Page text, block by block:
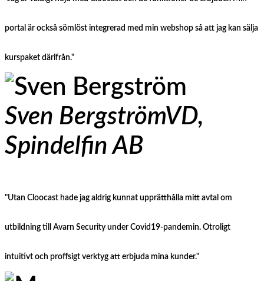
portal är också sömlöst integrerad med min webshop så att jag kan sälja
kurspaket därifrån."
Sven BergströmVD,
Spindelfin AB
"Utan Cloocast hade jag aldrig kunnat upprätthålla mitt avtal om
utbildning till Avarn Security under Covid19-pandemin. Otroligt
intuitivt och proffsigt verktyg att erbjuda mina kunder."